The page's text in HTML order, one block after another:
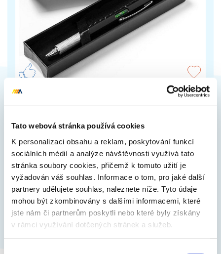
Tato webová stránka používá cookies
K personalizaci obsahu a reklam, poskytování funkcí
sociálních médií a analýze návštěvnosti využívá tato
stránka soubory cookies, přičemž k tomuto užití je
vyžadován váš souhlas. Informace o tom, pro jaké další
partnery udělujete souhlas, naleznete níže. Tyto údaje
mohou být zkombinovány s dalšími informacemi, které
jste nám či partnerům poskytli nebo které byly získány
v rámci využívání dotčených stránek a služeb.
Multifunkční propiska 6v1 černá
Černá multifunkční propiska 6v1. Kvalitně
zpracovaná propiska s 6 funkcemi v dárkové
papírové krabičce. Šroubovák plochý i křížový,…
169 Kč Zobrazit více